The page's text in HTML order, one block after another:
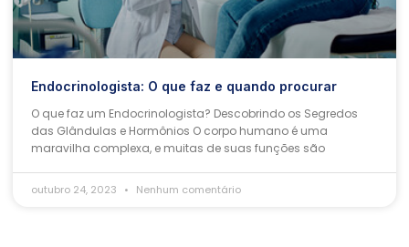
Endocrinologista: O que faz e quando procurar
O que faz um Endocrinologista? Descobrindo os Segredos
das Glândulas e Hormônios O corpo humano é uma
maravilha complexa, e muitas de suas funções são
outubro 24, 2023 Nenhum comentário